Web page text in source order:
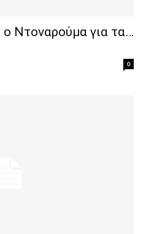
Ντοναρούμα για τα…
0